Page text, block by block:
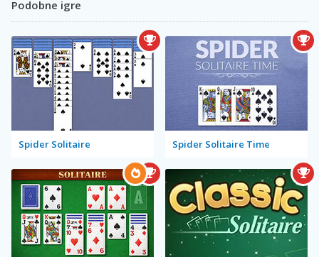
Podobne igre
Spider Solitaire Spider Solitaire Time